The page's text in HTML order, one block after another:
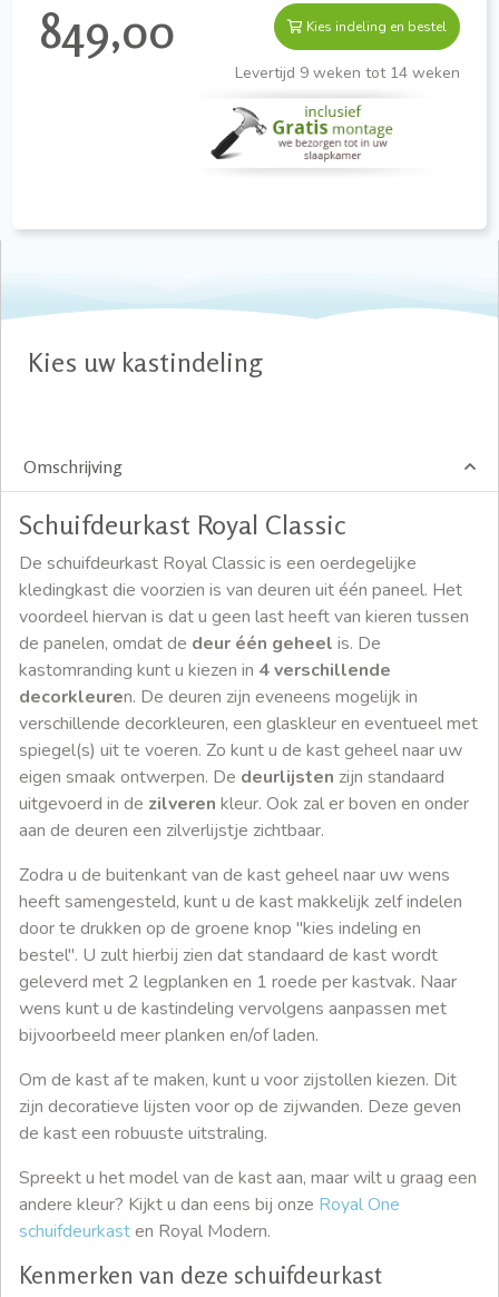
849,00 Kies indeling en bestel
Levertijd 9 weken tot 14 weken
Kies uw kastindeling
Omschrijving
Schuifdeurkast Royal Classic
De schuifdeurkast Royal Classic is een oerdegelijke
kledingkast die voorzien is van deuren uit één paneel. Het
voordeel hiervan is dat u geen last heeft van kieren tussen
de panelen, omdat de deur één geheel is. De
kastomranding kunt u kiezen in 4 verschillende
decorkleuren. De deuren zijn eveneens mogelijk in
verschillende decorkleuren, een glaskleur en eventueel met
spiegel(s) uit te voeren. Zo kunt u de kast geheel naar uw
eigen smaak ontwerpen. De deurlijsten zijn standaard
uitgevoerd in de zilveren kleur. Ook zal er boven en onder
aan de deuren een zilverlijstje zichtbaar.
Zodra u de buitenkant van de kast geheel naar uw wens
heeft samengesteld, kunt u de kast makkelijk zelf indelen
door te drukken op de groene knop "kies indeling en
bestel". U zult hierbij zien dat standaard de kast wordt
geleverd met 2 legplanken en 1 roede per kastvak. Naar
wens kunt u de kastindeling vervolgens aanpassen met
bijvoorbeeld meer planken en/of laden.
Om de kast af te maken, kunt u voor zijstollen kiezen. Dit
zijn decoratieve lijsten voor op de zijwanden. Deze geven
de kast een robuuste uitstraling.
Spreekt u het model van de kast aan, maar wilt u graag een
andere kleur? Kijkt u dan eens bij onze Royal One
schuifdeurkasten Royal Modern.
Kenmerken van deze schuifdeurkast